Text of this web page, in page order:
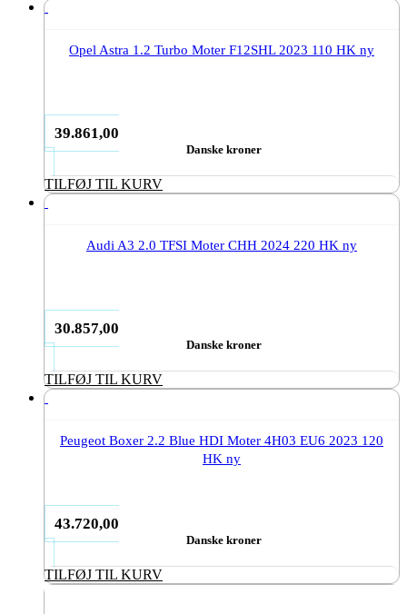
Opel Astra 1.2 Turbo Moter F12SHL 2023 110 HK ny
39.861,00
Danske kroner
TILFØJ TIL KURV
Audi A3 2.0 TFSI Moter CHH 2024 220 HK ny
30.857,00
Danske kroner
TILFØJ TIL KURV
Peugeot Boxer 2.2 Blue HDI Moter 4H03 EU6 2023 120
HK ny
43.720,00
Danske kroner
TILFØJ TIL KURV